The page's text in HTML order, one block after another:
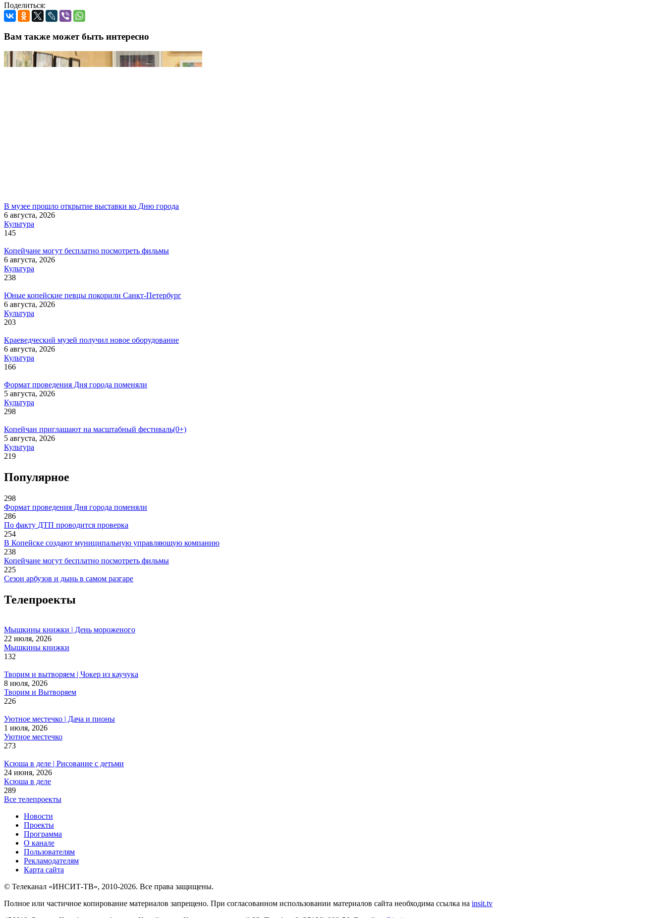
Поделиться:
Вам также может быть интересно
В музее прошло открытие выставки ко Дню города
6 августа, 2026
Культура
145
Копейчане могут бесплатно посмотреть фильмы
6 августа, 2026
Культура
238
Юные копейские певцы покорили Санкт-Петербург
6 августа, 2026
Культура
203
Краеведческий музей получил новое оборудование
6 августа, 2026
Культура
166
Формат проведения Дня города поменяли
5 августа, 2026
Культура
298
Копейчан приглашают на масштабный фестиваль(0+)
5 августа, 2026
Культура
219
Популярное
298
Формат проведения Дня города поменяли
286
По факту ДТП проводится проверка
254
В Копейске создают муниципальную управляющую компанию
238
Копейчане могут бесплатно посмотреть фильмы
225
Сезон арбузов и дынь в самом разгаре
Телепроекты
Мышкины книжки | День мороженого
22 июля, 2026
Мышкины книжки
132
Творим и вытворяем | Чокер из каучука
8 июля, 2026
Творим и Вытворяем
226
Уютное местечко | Дача и пионы
1 июля, 2026
Уютное местечко
273
Ксюша в деле | Рисование с детьми
24 июня, 2026
Ксюша в деле
289
Все телепроекты
Новости
Проекты
Программа
О канале
Пользователям
Рекламодателям
Карта сайта
© Телеканал «ИНСИТ-ТВ», 2010-2026. Все права защищены.
Полное или частичное копирование материалов запрещено. При согласованном использовании материалов сайта необходима ссылка на insit.tv